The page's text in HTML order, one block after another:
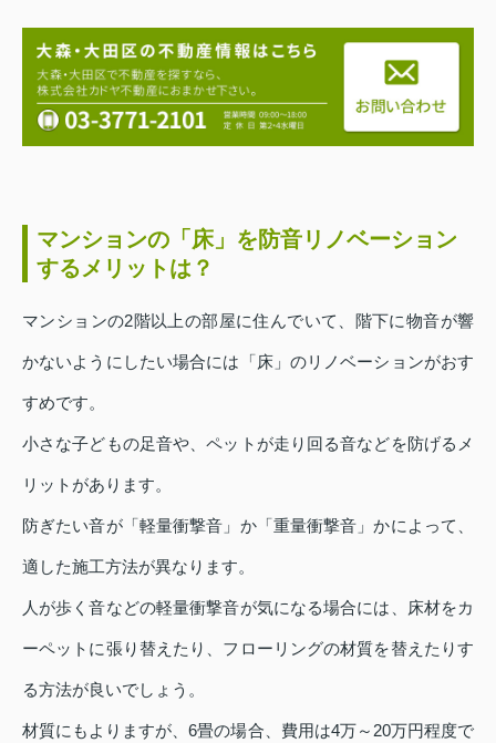
マンションの「床」を防音リノベーション
するメリットは？
マンションの2階以上の部屋に住んでいて、階下に物音が響
かないようにしたい場合には「床」のリノベーションがおす
すめです。
小さな子どもの足音や、ペットが走り回る音などを防げるメ
リットがあります。
防ぎたい音が「軽量衝撃音」か「重量衝撃音」かによって、
適した施工方法が異なります。
人が歩く音などの軽量衝撃音が気になる場合には、床材をカ
ーペットに張り替えたり、フローリングの材質を替えたりす
る方法が良いでしょう。
材質にもよりますが、6畳の場合、費用は4万～20万円程度で